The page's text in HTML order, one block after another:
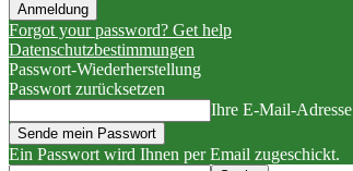
Forgot your password? Get help
Datenschutzbestimmungen
Passwort-Wiederherstellung
Passwort zurücksetzen
Ihre E-Mail-Adresse
Ein Passwort wird Ihnen per Email zugeschickt.